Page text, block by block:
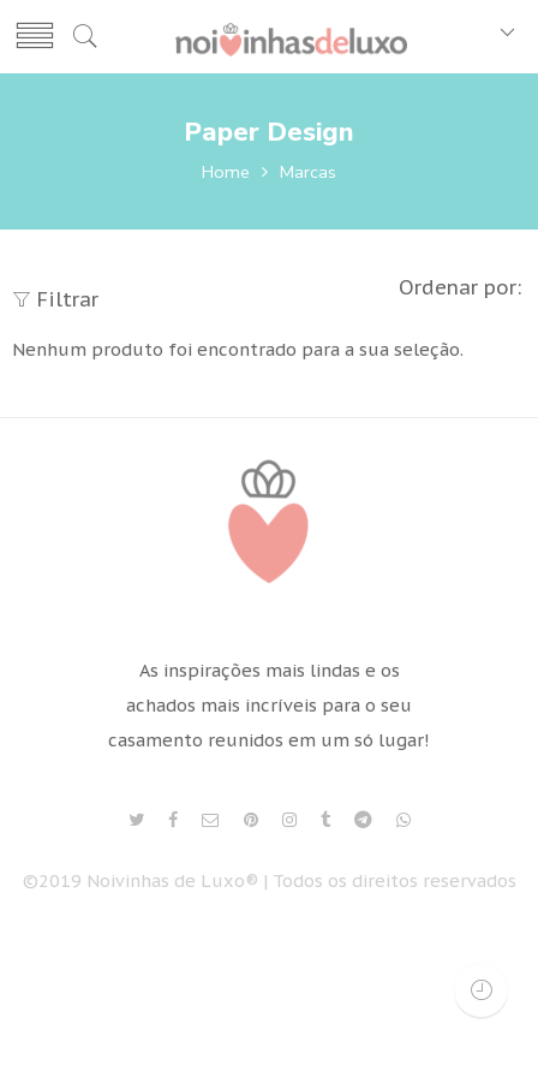
Paper Design
Home Marcas
Filtrar Ordenar por:
Nenhum produto foi encontrado para a sua seleção.
As inspirações mais lindas e os
achados mais incríveis para o seu
casamento reunidos em um só lugar!
©2019 Noivinhas de Luxo® | Todos os direitos reservados